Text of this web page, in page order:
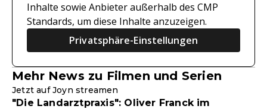
Inhalte sowie Anbieter außerhalb des CMP
Standards, um diese Inhalte anzuzeigen.
Privatsphäre-Einstellungen
Mehr News zu Filmen und Serien
Jetzt auf Joyn streamen
"Die Landarztpraxis": Oliver Franck im